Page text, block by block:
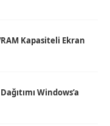
Kapasiteli Ekran
Windows’a